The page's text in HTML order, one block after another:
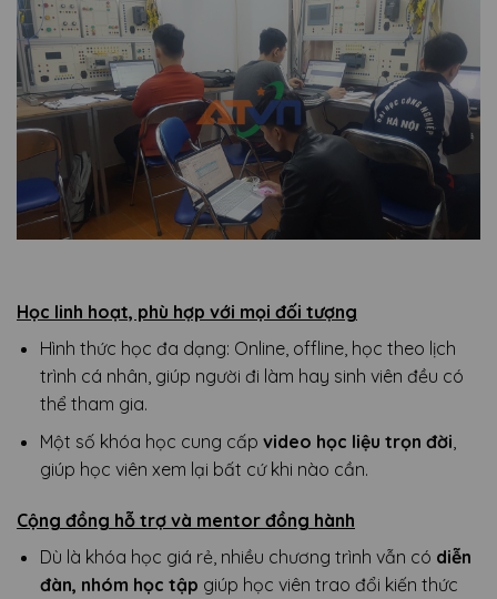
Học linh hoạt, phù hợp với mọi đối tượng
Hình thức học đa dạng: Online, offline, học theo lịch
trình cá nhân, giúp người đi làm hay sinh viên đều có
thể tham gia.
Một số khóa học cung cấp video học liệu trọn đời,
giúp học viên xem lại bất cứ khi nào cần.
Cộng đồng hỗ trợ và mentor đồng hành
Dù là khóa học giá rẻ, nhiều chương trình vẫn có diễn
đàn, nhóm học tập giúp học viên trao đổi kiến thức